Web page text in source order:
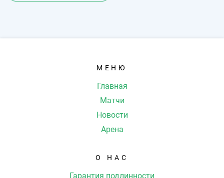
МЕНЮ
Главная
Матчи
Новости
Арена
О НАС
Гарантия подлинности